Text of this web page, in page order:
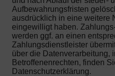
Aufbewahrungsfristen
ausdrücklich in eine weitere
eingewilligt haben.
werden ggf. an einen
Zahlungsdienstleister
über die Datenverarbeitung,
Betroffenenrechten, finden
Datenschutzerklärung.